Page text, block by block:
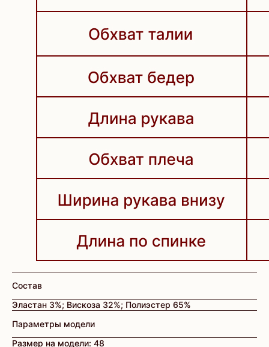
Состав
Эластан 3%; Вискоза 32%; Полиэстер 65%
Параметры модели
Размер на модели: 48